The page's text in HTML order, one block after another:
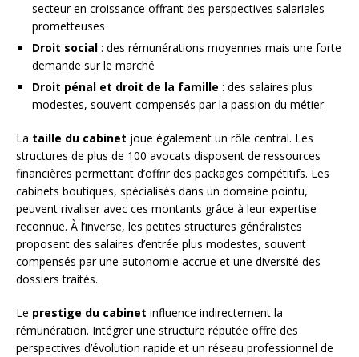
secteur en croissance offrant des perspectives salariales
prometteuses
Droit social : des rémunérations moyennes mais une forte
demande sur le marché
Droit pénal et droit de la famille : des salaires plus
modestes, souvent compensés par la passion du métier
La taille du cabinet joue également un rôle central. Les
structures de plus de 100 avocats disposent de ressources
financières permettant d’offrir des packages compétitifs. Les
cabinets boutiques, spécialisés dans un domaine pointu,
peuvent rivaliser avec ces montants grâce à leur expertise
reconnue. À l’inverse, les petites structures généralistes
proposent des salaires d’entrée plus modestes, souvent
compensés par une autonomie accrue et une diversité des
dossiers traités.
Le prestige du cabinet influence indirectement la
rémunération. Intégrer une structure réputée offre des
perspectives d’évolution rapide et un réseau professionnel de